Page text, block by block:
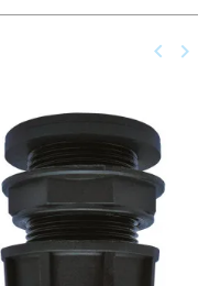
Zurück
keyboard_arrow_left keyboard_arrow_right